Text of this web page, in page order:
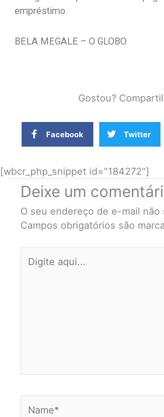
empréstimo.
BELA MEGALE – O GLOBO
Gostou?
Facebook Twitter
[wbcr_php_snippet id="184272"]
Deixe um
O seu endereço de e-mail não
Campos obrigatórios são
aqui...